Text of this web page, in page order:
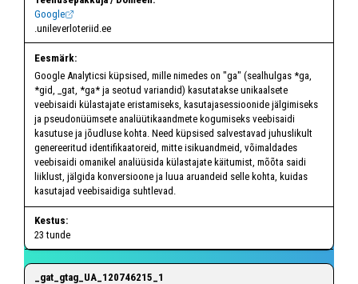
Google
.unileverloteriid.ee
Google Analyticsi küpsised, mille nimedes on "ga" (sealhulgas *ga,
*gid, _gat, *ga* ja seotud variandid) kasutatakse unikaalsete
veebisaidi külastajate eristamiseks, kasutajasessioonide jälgimiseks
ja pseudonüümsete analüütikaandmete kogumiseks veebisaidi
kasutuse ja jõudluse kohta. Need küpsised salvestavad juhuslikult
genereeritud identifikaatoreid, mitte isikuandmeid, võimaldades
veebisaidi omanikel analüüsida külastajate käitumist, mõõta saidi
liiklust, jälgida konversioone ja luua aruandeid selle kohta, kuidas
kasutajad veebisaidiga suhtlevad.
23 tunde
_gat_gtag_UA_120746215_1